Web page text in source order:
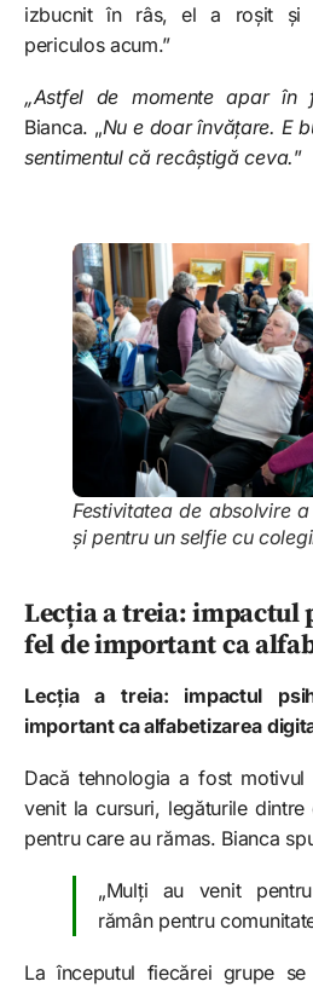
izbucnit în râs, el a roșit și
periculos acum.”
„Astfel de momente apar în
Bianca. „Nu e doar învățare. E
sentimentul că recâștigă ceva.”
Festivitatea de absolvire
și pentru un selfie cu
Lecția a treia: impactul
fel de important ca
Lecția a treia: impactul
important ca alfabetizarea
Dacă tehnologia a fost
venit la cursuri, legăturile
pentru care au rămas. Bianca
„Mulți au venit
rămân pentru
La începutul fiecărei grupe se